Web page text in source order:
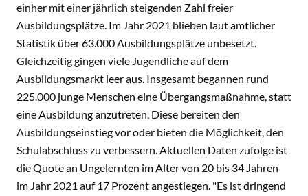
einher mit einer jährlich steigenden Zahl freier
Ausbildungsplätze. Im Jahr 2021 blieben laut amtlicher
Statistik über 63.000 Ausbildungsplätze unbesetzt.
Gleichzeitig gingen viele Jugendliche auf dem
Ausbildungsmarkt leer aus. Insgesamt begannen rund
225.000 junge Menschen eine Übergangsmaßnahme, statt
eine Ausbildung anzutreten. Diese bereiten den
Ausbildungseinstieg vor oder bieten die Möglichkeit, den
Schulabschluss zu verbessern. Aktuellen Daten zufolge ist
die Quote an Ungelernten im Alter von 20 bis 34 Jahren
im Jahr 2021 auf 17 Prozent angestiegen. "Es ist dringend